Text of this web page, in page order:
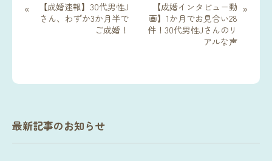
«
【成婚速報】30代男性J
さん、わずか3か月半で
ご成婚！
【成婚インタビュー動
画】1か月でお見合い28
件！30代男性Jさんのリ
アルな声
»
最新記事のお知らせ